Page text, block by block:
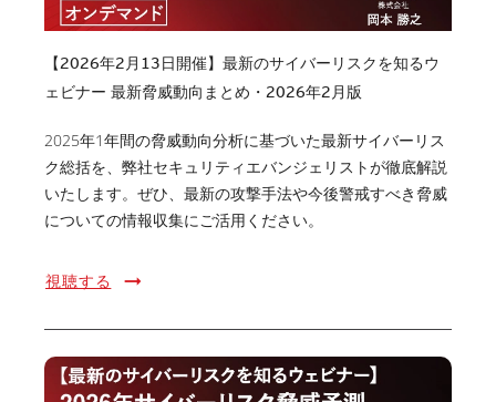
【2026年2月13日開催】最新のサイバーリスクを知るウ
ェビナー 最新脅威動向まとめ・2026年2月版
2025年1年間の脅威動向分析に基づいた最新サイバーリス
ク総括を、弊社セキュリティエバンジェリストが徹底解説
いたします。ぜひ、最新の攻撃手法や今後警戒すべき脅威
についての情報収集にご活用ください。
視聴する